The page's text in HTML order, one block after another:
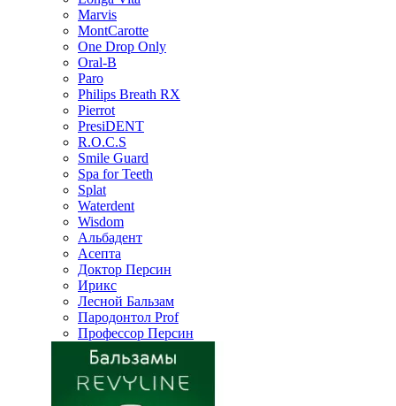
Marvis
MontCarotte
One Drop Only
Oral-B
Paro
Philips Breath RX
Pierrot
PresiDENT
R.O.C.S
Smile Guard
Spa for Teeth
Splat
Waterdent
Wisdom
Альбадент
Асепта
Доктор Персин
Ирикс
Лесной Бальзам
Пародонтол Prof
Профессор Персин